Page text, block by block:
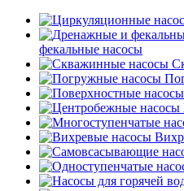
фекальные насосы